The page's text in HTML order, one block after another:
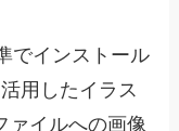
でインストール
用したイラス
ァイルへの画像